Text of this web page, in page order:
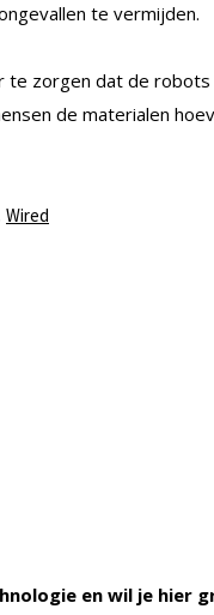
te vermijden.
te zorgen dat de
de materialen
Wired
en wil je hier